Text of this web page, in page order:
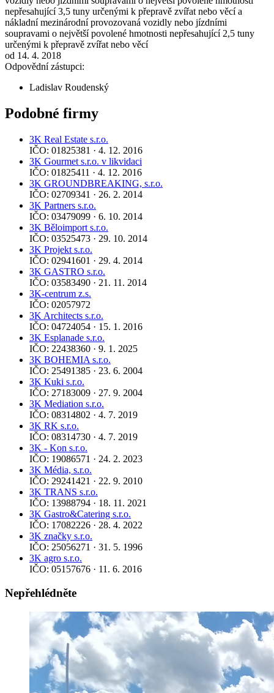
nepřesahující 3,5 tuny určenými k přepravě zvířat nebo věcí a
nákladní mezinárodní provozovaná vozidly nebo jízdními
soupravami o největší povolené hmotnosti nepřesahující 2,5 tuny
určenými k přepravě zvířat nebo věcí
od 14. 4. 2018
Odpovědní zástupci:
Ladislav Roudenský
Podobné firmy
3K Real Estate s.r.o.
IČO: 01825381 · 4. 12. 2016
3K Gourmet s.r.o. v likvidaci
IČO: 01825411 · 4. 12. 2016
3K GROUNDBREAKING, s.r.o.
IČO: 02709341 · 26. 2. 2014
3K Partners s.r.o.
IČO: 03479099 · 6. 10. 2014
3K Běloimport s.r.o.
IČO: 03525473 · 29. 10. 2014
3K Projekt s.r.o.
IČO: 02941601 · 29. 4. 2014
3K GASTRO s.r.o.
IČO: 03583490 · 21. 11. 2014
3K-centrum z.s.
IČO: 02057972
3K Architects s.r.o.
IČO: 04724054 · 15. 1. 2016
3K Esplanade s.r.o.
IČO: 22438360 · 9. 1. 2025
3K BOHEMIA s.r.o.
IČO: 25491385 · 23. 6. 2004
3K Kuki s.r.o.
IČO: 27183009 · 27. 9. 2004
3K Mediation s.r.o.
IČO: 08314802 · 4. 7. 2019
3K RK s.r.o.
IČO: 08314730 · 4. 7. 2019
3K - Kon s.r.o.
IČO: 19086571 · 24. 2. 2023
3K Média, s.r.o.
IČO: 29241421 · 22. 9. 2010
3K TRANS s.r.o.
IČO: 13988794 · 18. 11. 2021
3K Gastro&Catering s.r.o.
IČO: 17082226 · 28. 4. 2022
3K značky s.r.o.
IČO: 25056271 · 31. 5. 1996
3K agro s.r.o.
IČO: 05157676 · 11. 6. 2016
Nepřehlédněte